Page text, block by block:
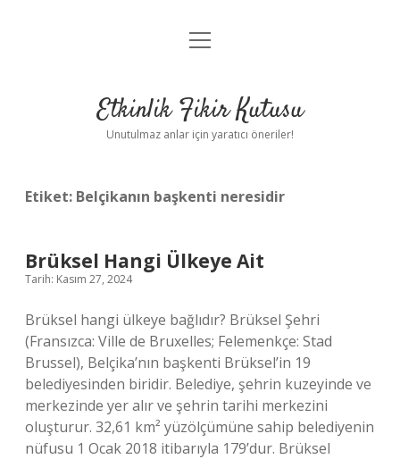
Anasayfa
Yasal Uyarı
menüyü
Etkinlik Fikir Kutusu
Unutulmaz anlar için yaratıcı öneriler!
Etiket: Belçikanın başkenti neresidir
Brüksel Hangi Ülkeye Ait
Tarih: Kasım 27, 2024
Brüksel hangi ülkeye bağlıdır? Brüksel Şehri
(Fransızca: Ville de Bruxelles; Felemenkçe: Stad
Brussel), Belçika’nın başkenti Brüksel’in 19
belediyesinden biridir. Belediye, şehrin kuzeyinde ve
merkezinde yer alır ve şehrin tarihi merkezini
oluşturur. 32,61 km² yüzölçümüne sahip belediyenin
nüfusu 1 Ocak 2018 itibarıyla 179’dur. Brüksel